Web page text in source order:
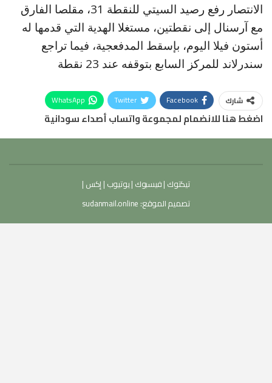
الانتصار رفع رصيد السيتي للنقطة 31، مقلصا الفارق
مع آرسنال إلى نقطتين، مستغلا الهدية التي قدمها له
أستون فيلا اليوم، بإسقط المدفعجية، فيما تراجع
سندرلاند للمركز السابع بتوقفه عند 23 نقطة
شارك Facebook
Twitter
WhatsApp
اضغط هنا للانضمام لمجموعة واتساب أصداء سودانية
تيكتوك |فيسبوك |يوتيوب | إكس |
تصميم الموقع: sudanmail.online